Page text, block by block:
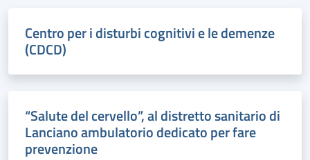
Centro per i disturbi cognitivi e le demenze
(CDCD)
“Salute del cervello”, al distretto sanitario di
Lanciano ambulatorio dedicato per fare
prevenzione